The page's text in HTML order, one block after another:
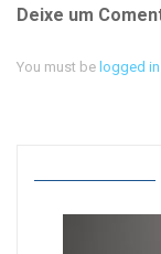
Deixe um
You must be logged in